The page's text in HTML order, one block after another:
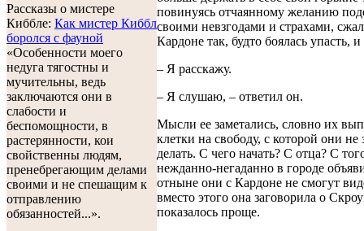
Рассказы о мистере
Киббле: Как мистер Киббл
боролся с фауной
«Особенности моего
недуга тягостны и
мучительны, ведь
заключаются они в
слабости и
беспомощности, в
растерянности, кои
свойственны людям,
пренебрегающим делами
своими и не спешащим к
отправлению
обязанностей...».
повинуясь отчаянному желанию
своими невзгодами и страхами,
Кардоне так, будто боялась упасть,
– Я расскажу.
– Я слушаю, – ответил он.
Мысли ее заметались, словно их
клетки на свободу, с которой они не
делать. С чего начать? С отца? С
нежданно-негаданно в городе
отныне они с Кардоне не смогут
вместо этого она заговорила о
показалось проще.